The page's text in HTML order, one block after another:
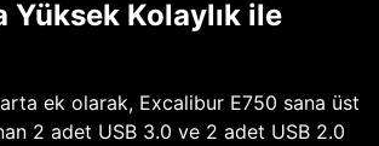
Yüksek Kolaylık ile
ek olarak, Excalibur E750 sana üst
2 adet USB 3.0 ve 2 adet USB 2.0